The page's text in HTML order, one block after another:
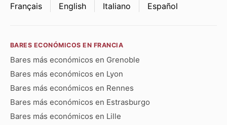
Français English Italiano Español
BARES ECONÓMICOS EN FRANCIA
Bares más económicos en Grenoble
Bares más económicos en Lyon
Bares más económicos en Rennes
Bares más económicos en Estrasburgo
Bares más económicos en Lille